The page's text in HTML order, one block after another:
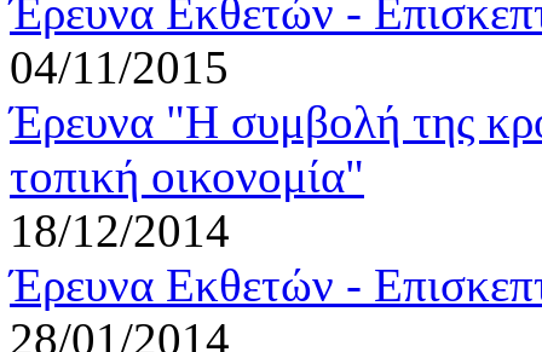
Έρευνα Εκθετών -
04/11/2015
Έρευνα "Η συμβολή της
τοπική οικονομία"
18/12/2014
Έρευνα Εκθετών -
28/01/2014